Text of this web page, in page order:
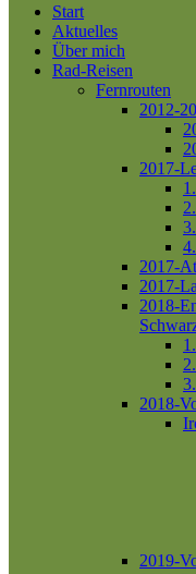
Close
Menu
Start
Aktuelles
Über mich
Rad-Reisen
Fernrouten
2012-
2017-
2017-
2017-
2018-
2018-
2019-